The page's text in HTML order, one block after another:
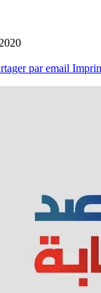
par email